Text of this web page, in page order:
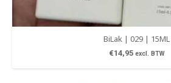
BiLak | 029 | 15ML
€14,95 excl. BTW